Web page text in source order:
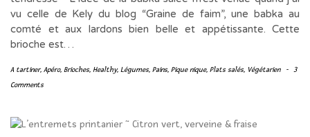
vu celle de Kely du blog “Graine de faim”, une babka au
comté et aux lardons bien belle et appétissante. Cette
brioche est…
A tartiner, Apéro, Brioches, Healthy, Légumes, Pains, Pique nique, Plats salés, Végétarien - 3
Comments